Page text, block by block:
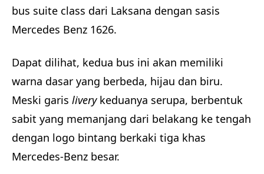
bus suite class dari Laksana dengan sasis
Mercedes Benz 1626.
Dapat dilihat, kedua bus ini akan memiliki
warna dasar yang berbeda, hijau dan biru.
Meski garis liverykeduanya serupa, berbentuk
sabit yang memanjang dari belakang ke tengah
dengan logo bintang berkaki tiga khas
Mercedes-Benz besar.